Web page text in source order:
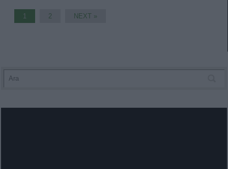
1 2 NEXT »